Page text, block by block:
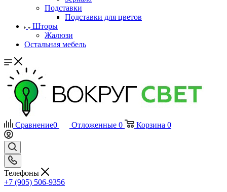
Подставки
Подставки для цветов
Шторы
Жалюзи
Остальная мебель
Сравнение0 Отложенные 0 Корзина 0
Телефоны
+7 (905) 506-9356